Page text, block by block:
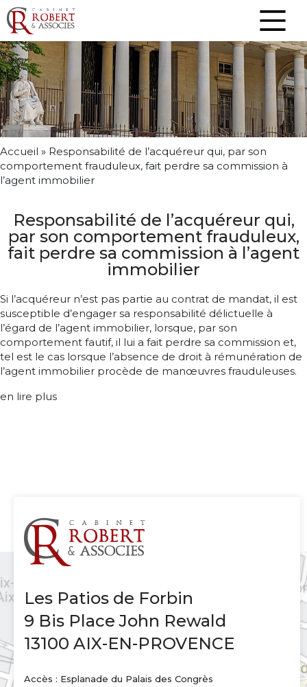
Accueil » Responsabilité de l’acquéreur qui, par son
comportement frauduleux, fait perdre sa commission à
l’agent immobilier
Responsabilité de l’acquéreur qui,
par son comportement frauduleux,
fait perdre sa commission à l’agent
immobilier
Si l’acquéreur n’est pas partie au contrat de mandat, il est
susceptible d’engager sa responsabilité délictuelle à
l’égard de l’agent immobilier, lorsque, par son
comportement fautif, il lui a fait perdre sa commission et,
tel est le cas lorsque l’absence de droit à rémunération de
l’agent immobilier procède de manœuvres frauduleuses.
en lire plus
Les Patios de Forbin
9 Bis Place John Rewald
13100 AIX-EN-PROVENCE
Accès : Esplanade du Palais des Congrès